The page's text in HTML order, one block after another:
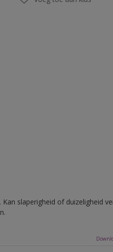
slaperigheid of duizeligheid